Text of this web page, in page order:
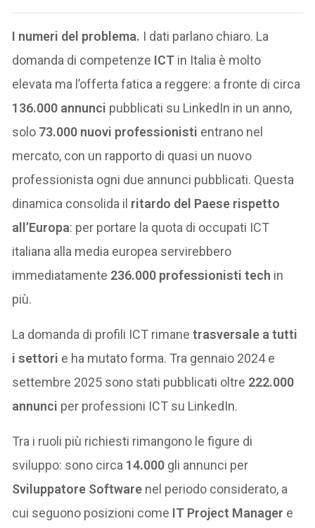
I numeri del problema. I dati parlano chiaro. La
domanda di competenze ICT in Italia è molto
elevata ma l’offerta fatica a reggere: a fronte di circa
136.000 annunci pubblicati su LinkedIn in un anno,
solo 73.000 nuovi professionisti entrano nel
mercato, con un rapporto di quasi un nuovo
professionista ogni due annunci pubblicati. Questa
dinamica consolida il ritardo del Paese rispetto
all’Europa: per portare la quota di occupati ICT
italiana alla media europea servirebbero
immediatamente 236.000 professionisti tech in
più.
La domanda di profili ICT rimanetrasversale a tutti
i settori e ha mutato forma. Tra gennaio 2024 e
settembre 2025 sono stati pubblicati oltre 222.000
annunci per professioni ICT su LinkedIn.
Tra i ruoli più richiesti rimangono le figure di
sviluppo: sono circa 14.000 gli annunci per
Sviluppatore Software nel periodo considerato, a
cui seguono posizioni come IT Project Manager e